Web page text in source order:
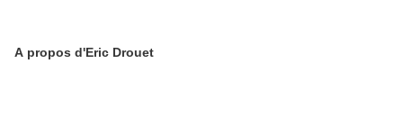
A propos d'Eric Drouet